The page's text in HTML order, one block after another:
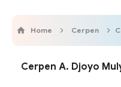
Home Cerpen
Cerpen A. Djoyo